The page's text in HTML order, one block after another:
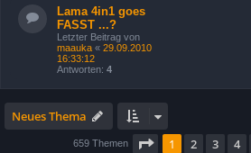
Lama 4in1 goes
FASST ...?
Letzter Beitrag von
maauka « 29.09.2010
16:33:12
Antworten: 4
Neues Thema
659 Themen Seite 1von
1 2 3 4